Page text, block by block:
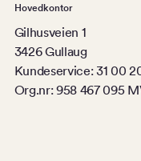
Hovedkontor
Gilhusveien 1
3426 Gullaug
Kundeservice: 31 00
Org.nr: 958 467 095